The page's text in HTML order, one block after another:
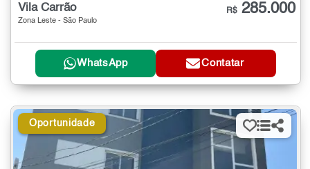
Vila Carrão
Zona Leste - São Paulo
R$ 285.000
WhatsApp Contatar
Oportunidade